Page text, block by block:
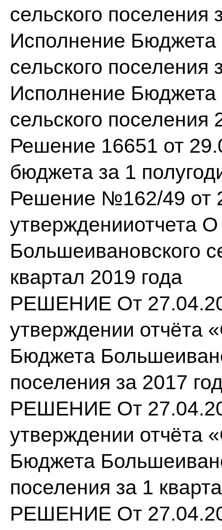
сельского поселения
Исполнение Бюджета
сельского поселения
Исполнение Бюджета
сельского поселения
Решение 16651 от
бюджета за 1
Решение №162/49 от
утвержденииотчета
Большеивановского
квартал 2019 года
РЕШЕНИЕ От
утверждении отчёта
Бюджета
поселения за 2017
РЕШЕНИЕ От
утверждении отчёта
Бюджета
поселения за 1
РЕШЕНИЕ От